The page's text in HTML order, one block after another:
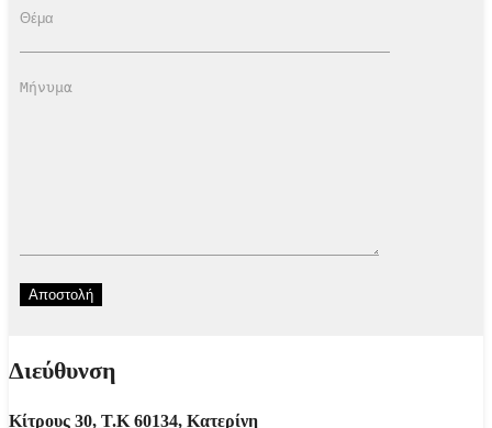
Διεύθυνση
Κίτρους 30, Τ.Κ 60134, Κατερίνη